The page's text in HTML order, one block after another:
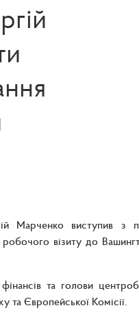
Марченко виступив з
візиту до
та голови
та Європейської Комісії.